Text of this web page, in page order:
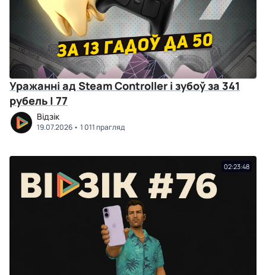
Уражанні ад Steam Controller і зубоў за 341
рубель | 77
Відзік
19.07.2026 1 011 прагляд
02:23:48